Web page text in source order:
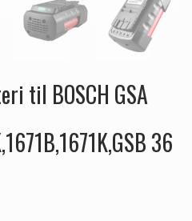
til BOSCH GSA
36